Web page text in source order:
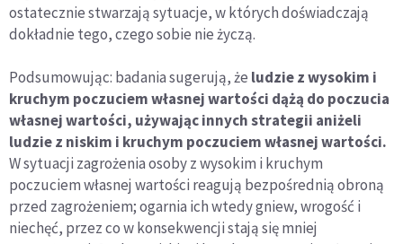
ostatecznie stwarzają sytuacje, w których doświadczają
dokładnie tego, czego sobie nie życzą.
Podsumowując: badania sugerują, że ludzie z wysokim i
kruchym poczuciem własnej wartości dążą do poczucia
własnej wartości, używając innych strategii aniżeli
ludzie z niskim i kruchym poczuciem własnej wartości.
W sytuacji zagrożenia osoby z wysokim i kruchym
poczuciem własnej wartości reagują bezpośrednią obroną
przed zagrożeniem; ogarnia ich wtedy gniew, wrogość i
niechęć, przez co w konsekwencji stają się mniej